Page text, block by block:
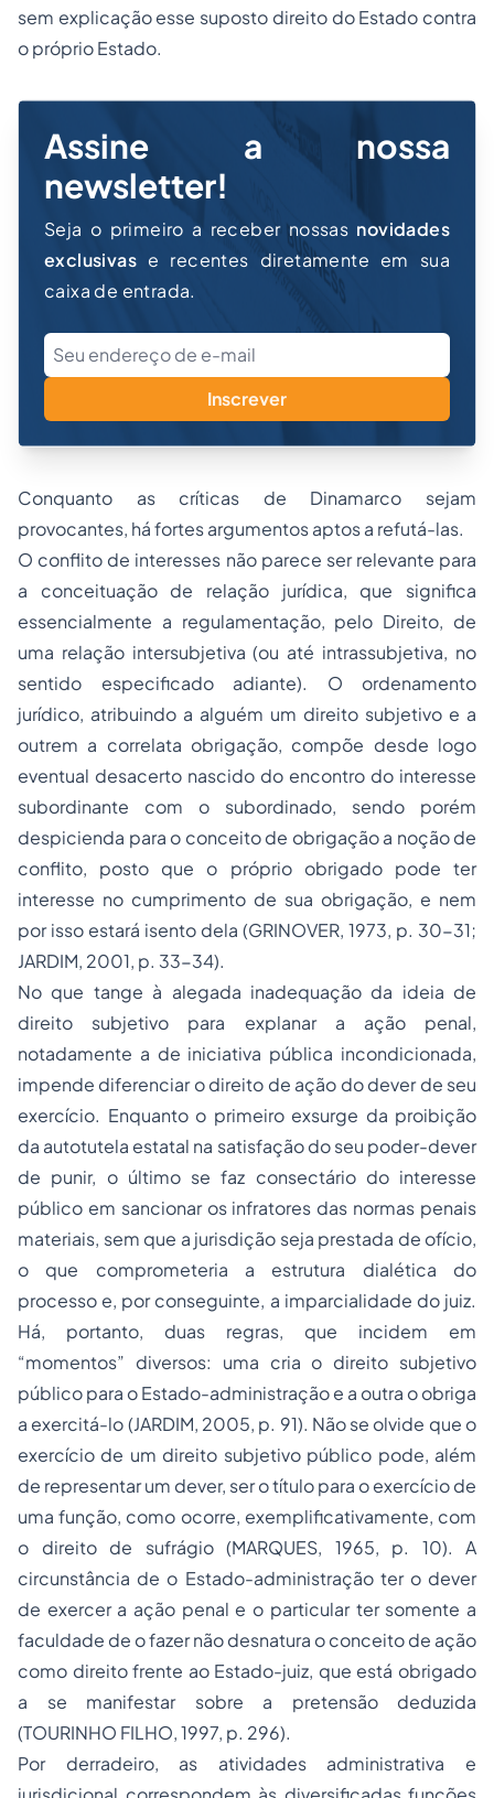
sem explicação esse suposto direito do Estado contra
o próprio Estado.
Assine a nossa
newsletter!
Seja o primeiro a receber nossas novidades
exclusivas e recentes diretamente em sua
caixa de entrada.
Inscrever
Conquanto as críticas de Dinamarco sejam
provocantes, há fortes argumentos aptos a refutá-las.
O conflito de interesses não parece ser relevante para
a conceituação de relação jurídica, que significa
essencialmente a regulamentação, pelo Direito, de
uma relação intersubjetiva (ou até intrassubjetiva, no
sentido especificado adiante). O ordenamento
jurídico, atribuindo a alguém um direito subjetivo e a
outrem a correlata obrigação, compõe desde logo
eventual desacerto nascido do encontro do interesse
subordinante com o subordinado, sendo porém
despicienda para o conceito de obrigação a noção de
conflito, posto que o próprio obrigado pode ter
interesse no cumprimento de sua obrigação, e nem
por isso estará isento dela (GRINOVER, 1973, p. 30-31;
JARDIM, 2001, p. 33-34).
No que tange à alegada inadequação da ideia de
direito subjetivo para explanar a ação penal,
notadamente a de iniciativa pública incondicionada,
impende diferenciar o direito de ação do dever de seu
exercício. Enquanto o primeiro exsurge da proibição
da autotutela estatal na satisfação do seu poder-dever
de punir, o último se faz consectário do interesse
público em sancionar os infratores das normas penais
materiais, sem que a jurisdição seja prestada de ofício,
o que comprometeria a estrutura dialética do
processo e, por conseguinte, a imparcialidade do juiz.
Há, portanto, duas regras, que incidem em
“momentos” diversos: uma cria o direito subjetivo
público para o Estado-administração e a outra o obriga
a exercitá-lo (JARDIM, 2005, p. 91). Não se olvide que o
exercício de um direito subjetivo público pode, além
de representar um dever, ser o título para o exercício de
uma função, como ocorre, exemplificativamente, com
o direito de sufrágio (MARQUES, 1965, p. 10). A
circunstância de o Estado-administração ter o dever
de exercer a ação penal e o particular ter somente a
faculdade de o fazer não desnatura o conceito de ação
como direito frente ao Estado-juiz, que está obrigado
a se manifestar sobre a pretensão deduzida
(TOURINHO FILHO, 1997, p. 296).
Por derradeiro, as atividades administrativa e